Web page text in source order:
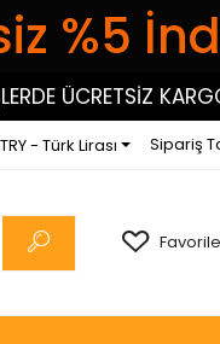
%5
ÜCRETSİZ KARGO!
TRY - Türk Lirası Sipariş